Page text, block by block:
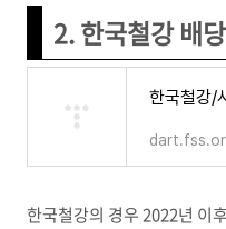
2. 한국철강 배
한국철강/
한국철강의 경우 2022년 이